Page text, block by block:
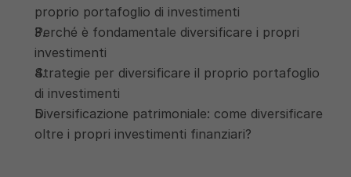
proprio portafoglio di investimenti
Perché è fondamentale diversificare i propri
investimenti
Strategie per diversificare il proprio portafoglio
di investimenti
Diversificazione patrimoniale: come diversificare
oltre i propri investimenti finanziari?